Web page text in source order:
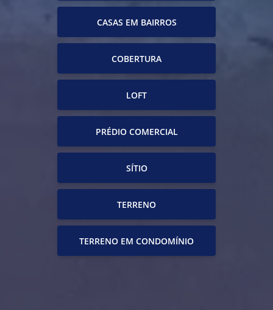
CASAS EM BAIRROS
COBERTURA
LOFT
PRÉDIO COMERCIAL
SÍTIO
TERRENO
TERRENO EM CONDOMÍNIO